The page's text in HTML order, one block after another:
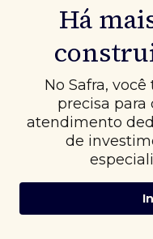
Há
No Safra,
precisa para
atendimento
de